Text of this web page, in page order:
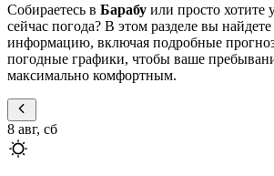
Собираетесь в Барабу или просто хотите
сейчас погода? В этом разделе вы
информацию, включая подробные
погодные графики, чтобы ваше
максимально комфортным.
8 авг, сб